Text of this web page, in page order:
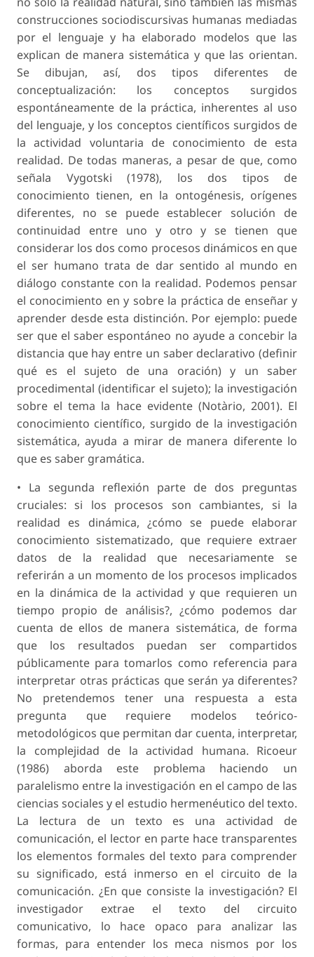
construcciones sociodiscursivas humanas mediadas
por el lenguaje y ha elaborado modelos que las
explican de manera sistemática y que las orientan.
Se dibujan, así, dos tipos diferentes de
conceptualización: los conceptos surgidos
espontáneamente de la práctica, inherentes al uso
del lenguaje, y los conceptos científicos surgidos de
la actividad voluntaria de conocimiento de esta
realidad. De todas maneras, a pesar de que, como
señala Vygotski (1978), los dos tipos de
conocimiento tienen, en la ontogénesis, orígenes
diferentes, no se puede establecer solución de
continuidad entre uno y otro y se tienen que
considerar los dos como procesos dinámicos en que
el ser humano trata de dar sentido al mundo en
diálogo constante con la realidad. Podemos pensar
el conocimiento en y sobre la práctica de enseñar y
aprender desde esta distinción. Por ejemplo: puede
ser que el saber espontáneo no ayude a concebir la
distancia que hay entre un saber declarativo (definir
qué es el sujeto de una oración) y un saber
procedimental (identificar el sujeto); la investigación
sobre el tema la hace evidente (Notàrio, 2001). El
conocimiento científico, surgido de la investigación
sistemática, ayuda a mirar de manera diferente lo
que es saber gramática.
• La segunda reflexión parte de dos preguntas
cruciales: si los procesos son cambiantes, si la
realidad es dinámica, ¿cómo se puede elaborar
conocimiento sistematizado, que requiere extraer
datos de la realidad que necesariamente se
referirán a un momento de los procesos implicados
en la dinámica de la actividad y que requieren un
tiempo propio de análisis?, ¿cómo podemos dar
cuenta de ellos de manera sistemática, de forma
que los resultados puedan ser compartidos
públicamente para tomarlos como referencia para
interpretar otras prácticas que serán ya diferentes?
No pretendemos tener una respuesta a esta
pregunta que requiere modelos teórico-
metodológicos que permitan dar cuenta, interpretar,
la complejidad de la actividad humana. Ricoeur
(1986) aborda este problema haciendo un
paralelismo entre la investigación en el campo de las
ciencias sociales y el estudio hermenéutico del texto.
La lectura de un texto es una actividad de
comunicación, el lector en parte hace transparentes
los elementos formales del texto para comprender
su significado, está inmerso en el circuito de la
comunicación. ¿En que consiste la investigación? El
investigador extrae el texto del circuito
comunicativo, lo hace opaco para analizar las
formas, para entender los meca nismos por los